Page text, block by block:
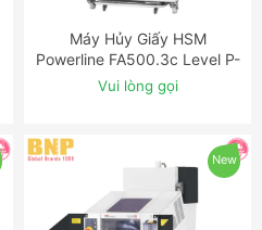
ĐẶT NGAY
Máy Hủy Giấy HSM
Powerline FA500.3c Level P-
2 Strip Cut Industrial
Shredder
Vui lòng gọi
New